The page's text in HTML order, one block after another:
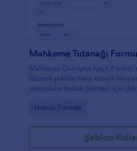
Mahkeme Tutanağı Formu
Mahkeme Duruşma Kayıt Formu,
düzenli şekilde takip etmek
kurumların hukuk birimleri için
Go to Category:
Hukuki Formlar
Şablon